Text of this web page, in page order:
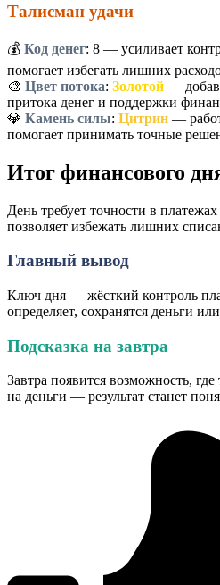
Талисман удачи
💰 Код денег: 8 — усиливает
помогает избегать лишних
🎨 Цвет потока: Золотой —
притока денег и поддержки
💎 Камень силы: Цитрин —
помогает принимать точные
Итог финансового
День требует точности в
позволяет избежать лишних
Главный вывод
Ключ дня — жёсткий контроль
определяет, сохранятся деньги
Подсказка на завтра
Завтра появится возможность,
на деньги — результат станет